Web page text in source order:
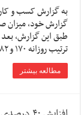
به گزارش کسب و
گزارش خود، میزان
ترتیب روزانه ۱۷۰ و ۱۸۲ هزار بشکه افزایش …
مطالعه بیشتر